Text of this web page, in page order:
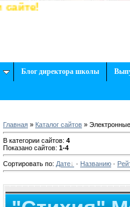
Блог директора школы
Главная » Каталог сайтов »
В категории сайтов: 4
Показано сайтов: 1-4
Сортировать по: Дате · Названию ·